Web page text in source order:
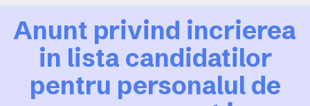
Anunt privind incrierea
in lista candidatilor
pentru personalul de